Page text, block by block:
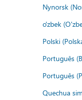
Nynorsk
o'zbek
Polski
Português
Português
Quechua